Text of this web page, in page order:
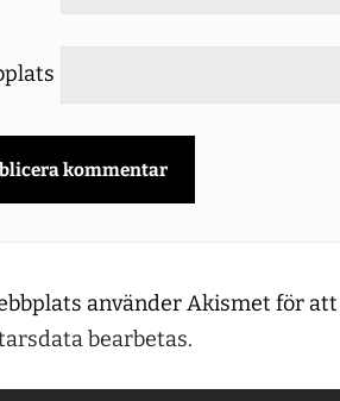
använder Akismet för
bearbetas.